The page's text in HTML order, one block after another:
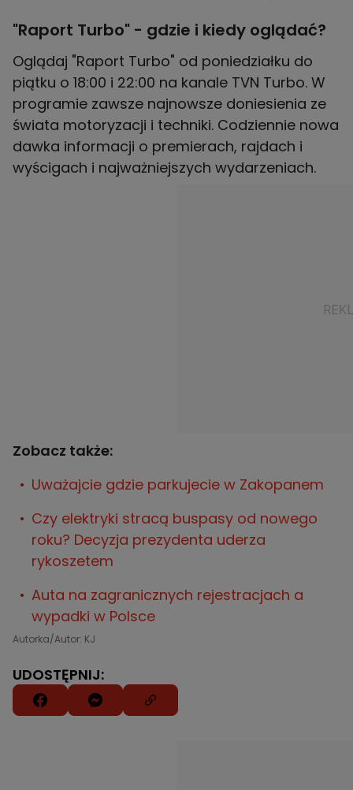
"Raport Turbo" - gdzie i kiedy oglądać?
Oglądaj "Raport Turbo" od poniedziałku do
piątku o 18:00 i 22:00 na kanale TVN Turbo. W
programie zawsze najnowsze doniesienia ze
świata motoryzacji i techniki. Codziennie nowa
dawka informacji o premierach, rajdach i
wyścigach i najważniejszych wydarzeniach.
Zobacz także:
Uważajcie gdzie parkujecie w Zakopanem
Czy elektryki stracą buspasy od nowego
roku? Decyzja prezydenta uderza
rykoszetem
Auta na zagranicznych rejestracjach a
wypadki w Polsce
Autorka/Autor: KJ
UDOSTĘPNIJ: